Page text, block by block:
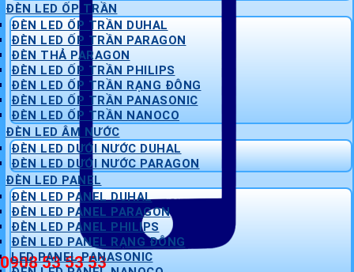
0908 53 53 53
ĐÈN LED ỐP TRẦN
ĐÈN LED ỐP TRẦN DUHAL
ĐÈN LED ỐP TRẦN PARAGON
ĐÈN THẢ PARAGON
ĐÈN LED ỐP TRẦN PHILIPS
ĐÈN LED ỐP TRẦN RẠNG ĐÔNG
ĐÈN LED ỐP TRẦN PANASONIC
ĐÈN LED ỐP TRẦN NANOCO
ĐÈN LED ÂM NƯỚC
ĐÈN LED DƯỚI NƯỚC DUHAL
ĐÈN LED DƯỚI NƯỚC PARAGON
ĐÈN LED PANEL
ĐÈN LED PANEL DUHAL
ĐÈN LED PANEL PARAGON
ĐÈN LED PANEL PHILIPS
ĐÈN LED PANEL RẠNG ĐÔNG
LED PANEL PANASONIC